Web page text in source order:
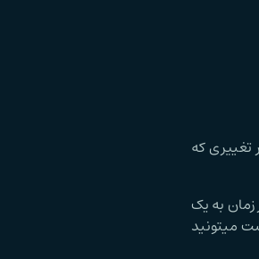
تغییری که
زمان به یک
میتونید